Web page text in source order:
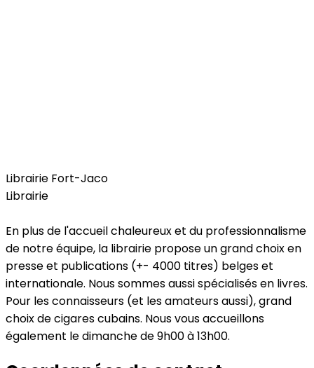
Librairie Fort-Jaco
Librairie
En plus de l'accueil chaleureux et du professionnalisme
de notre équipe, la librairie propose un grand choix en
presse et publications (+- 4000 titres) belges et
internationale. Nous sommes aussi spécialisés en livres.
Pour les connaisseurs (et les amateurs aussi), grand
choix de cigares cubains. Nous vous accueillons
également le dimanche de 9h00 à 13h00.